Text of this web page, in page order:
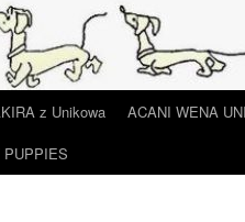
z Unikowa ACANI WENA